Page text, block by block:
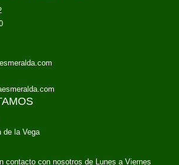
de la Vega
contacto con nosotros de Lunes a Viernes